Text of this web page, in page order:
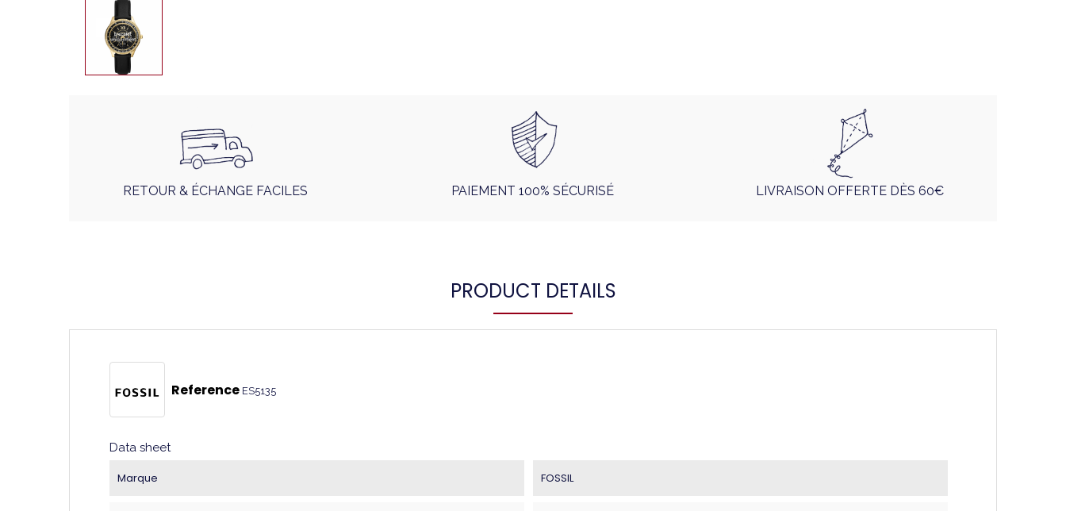
RETOUR & ÉCHANGE FACILES PAIEMENT 100% SÉCURISÉ LIVRAISON OFFERTE DÈS 60€
PRODUCT DETAILS
Reference ES5135
Data sheet
Marque FOSSIL